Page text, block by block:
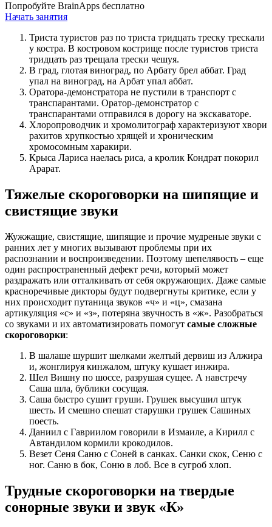
Попробуйте BrainApps бесплатно
Начать занятия
Триста туристов раз по триста тридцать треску трескали
у костра. В костровом кострище после туристов триста
тридцать раз трещала трески чешуя.
В град, глотая виноград, по Арбату брел аббат. Град
упал на виноград, на Арбат упал аббат.
Оратора-демонстратора не пустили в транспорт с
транспарантами. Оратор-демонстратор с
транспарантами отправился в дорогу на экскаваторе.
Хлоропроводчик и хромолитограф характеризуют хвори
рахитов хрупкостью хрящей и хроническим
хромосомным харакири.
Крыса Лариса наелась риса, а кролик Кондрат покорил
Арарат.
Тяжелые скороговорки на шипящие и
свистящие звуки
Жужжащие, свистящие, шипящие и прочие мудреные звуки с
ранних лет у многих вызывают проблемы при их
распознании и воспроизведении. Поэтому шепелявость – еще
один распространенный дефект речи, который может
раздражать или отталкивать от себя окружающих. Даже самые
красноречивые дикторы будут подвергнуты критике, если у
них происходит путаница звуков «ч» и «ц», смазана
артикуляция «c» и «з», потеряна звучность в «ж». Разобраться
со звуками и их автоматизировать помогут самые сложные
скороговорки:
В шалаше шуршит шелками желтый дервиш из Алжира
и, жонглируя кинжалом, штуку кушает инжира.
Шел Вишну по шоссе, разрушая сущее. А навстречу
Саша шла, бублики сосущая.
Саша быстро сушит груши. Грушек высушил штук
шесть. И смешно спешат старушки грушек Сашиных
поесть.
Даниил с Гавриилом говорили в Измаиле, а Кирилл с
Автандилом кормили крокодилов.
Везет Сеня Саню с Соней в санках. Санки скок, Сеню с
ног. Саню в бок, Соню в лоб. Все в сугроб хлоп.
Трудные скороговорки на твердые
сонорные звуки и звук «К»